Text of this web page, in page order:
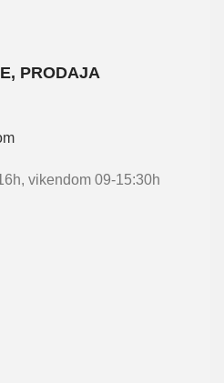
PRODAJA
vikendom 09-15:30h